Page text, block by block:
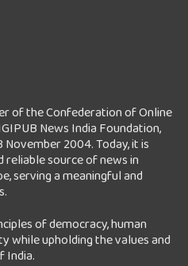
of the Confederation of Online
News India Foundation,
November 2004. Today, it is
reliable source of news in
serving a meaningful and
of democracy, human
while upholding the values and
India.